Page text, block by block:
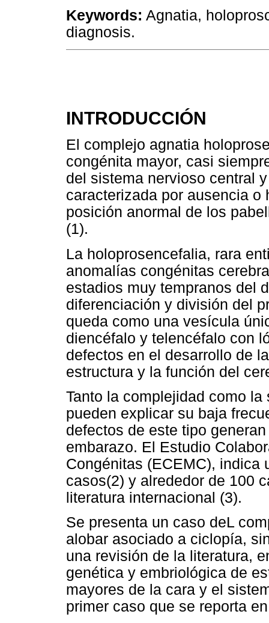
Keywords: Agnatia,
diagnosis.
INTRODUCCIÓN
El complejo agnatia
congénita mayor, casi
del sistema nervioso central
caracterizada por ausencia
posición anormal de los
(1).
La holoprosencefalia, rara
anomalías congénitas
estadios muy tempranos del
diferenciación y división del
queda como una vesícula
diencéfalo y telencéfalo con
defectos en el desarrollo de
estructura y la función del
Tanto la complejidad como
pueden explicar su baja
defectos de este tipo
embarazo. El Estudio
Congénitas (ECEMC), indica
casos(2) y alrededor de 100
literatura internacional (3).
Se presenta un caso deL
alobar asociado a ciclopía,
una revisión de la literatura,
genética y embriológica de
mayores de la cara y el
primer caso que se reporta